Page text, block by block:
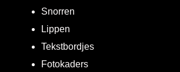
Snorren
Lippen
Tekstbordjes
Fotokaders